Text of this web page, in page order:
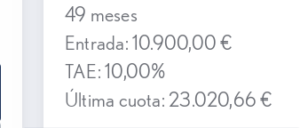
49 meses
Entrada: 10.900,00 €
TAE: 10,00%
Última cuota: 23.020,66 €